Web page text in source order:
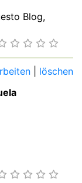
Blog,
löschen